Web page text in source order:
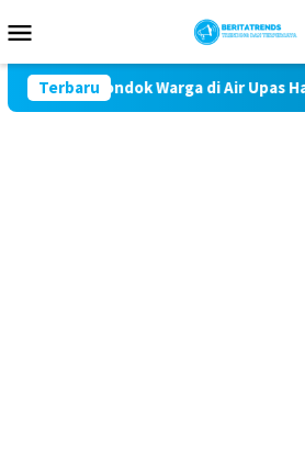
ke
Mobile
Terbaru
32 Pondok Warga di Air Upas Hangus